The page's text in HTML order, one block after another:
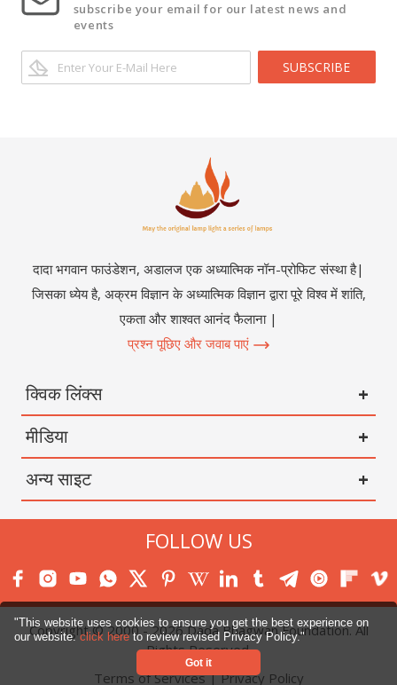
"This website uses cookies to ensure you get the best experience on
our website.click hereto review revised Privacy Policy."
Got it
subscribe your email for our latest news and
events
SUBSCRIBE
दादा भगवान फाउंडेशन, अडालज एक अध्यात्मिक नॉन-प्रोफिट संस्था है|
जिसका ध्येय है, अक्रम विज्ञान के अध्यात्मिक विज्ञान द्वारा पूरे विश्व में शांति,
एकता और शाश्वत आनंद फैलाना |
प्रश्न पूछिए और जवाब पाएं
क्विक लिंक्स
मीडिया
अन्य साइट
FOLLOW US
Copyright © 2000 -2026Dada Bhagwan Foundation. All
Rights Reserved.
Terms of Services|Privacy Policy